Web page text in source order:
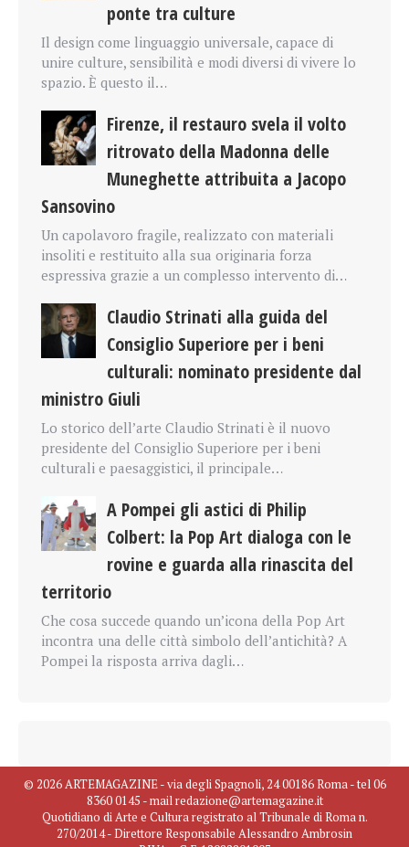
ponte tra culture
Il design come linguaggio universale, capace di
unire culture, sensibilità e modi diversi di vivere lo
spazio. È questo il…
Firenze, il restauro svela il volto
ritrovato della Madonna delle
Muneghette attribuita a Jacopo
Sansovino
Un capolavoro fragile, realizzato con materiali
insoliti e restituito alla sua originaria forza
espressiva grazie a un complesso intervento di…
Claudio Strinati alla guida del
Consiglio Superiore per i beni
culturali: nominato presidente dal
ministro Giuli
Lo storico dell’arte Claudio Strinati è il nuovo
presidente del Consiglio Superiore per i beni
culturali e paesaggistici, il principale…
A Pompei gli astici di Philip
Colbert: la Pop Art dialoga con le
rovine e guarda alla rinascita del
territorio
Che cosa succede quando un’icona della Pop Art
incontra una delle città simbolo dell’antichità? A
Pompei la risposta arriva dagli…
© 2026 ARTEMAGAZINE - via degli Spagnoli, 24 00186 Roma - tel 06
8360 0145 - mail redazione@artemagazine.it
Quotidiano di Arte e Cultura registrato al Tribunale di Roma n.
270/2014 - Direttore Responsabile Alessandro Ambrosin